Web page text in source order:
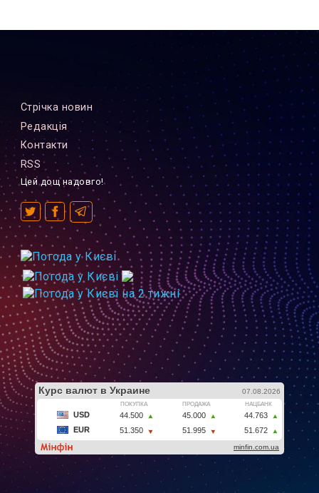
Стрiчка новин
Редакцiя
Контакти
RSS
Цей дощ надовго!